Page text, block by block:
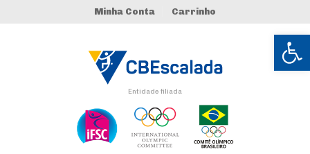
Abrir
Minha Conta Carrinho
Entidade filiada